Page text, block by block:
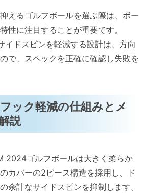
えるゴルフボールを選ぶ際は、ボー
性に注目することが重要です。
イドスピンを軽減する設計は、方向
で、スペックを正確に確認し失敗を
ック軽減の仕組みとメ
説
2024ゴルフボールは大きく柔らか
カバーの2ピース構造を採用し、ド
余計なサイドスピンを抑制します。